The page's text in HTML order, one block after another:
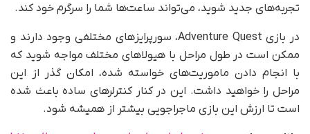
تجربه‌های جدید شوید، می‌تواند ساعت‌ها شما را سرگرم خود کند.
در بازی Adventure Quest، سورپرایزهای مختلفی وجود دارند و
ممکن است در طول مراحل با هیولاهای مختلف مواجه شوید که
با انجام دادن ماموریت‌های خواسته شده، امکان گذر از این
مراحل را خواهید داشت. این در کنار کنترلرهای ساده باعث شده
است تا ارزش این بازی ماجراجویی بیشتر از همیشه شود.